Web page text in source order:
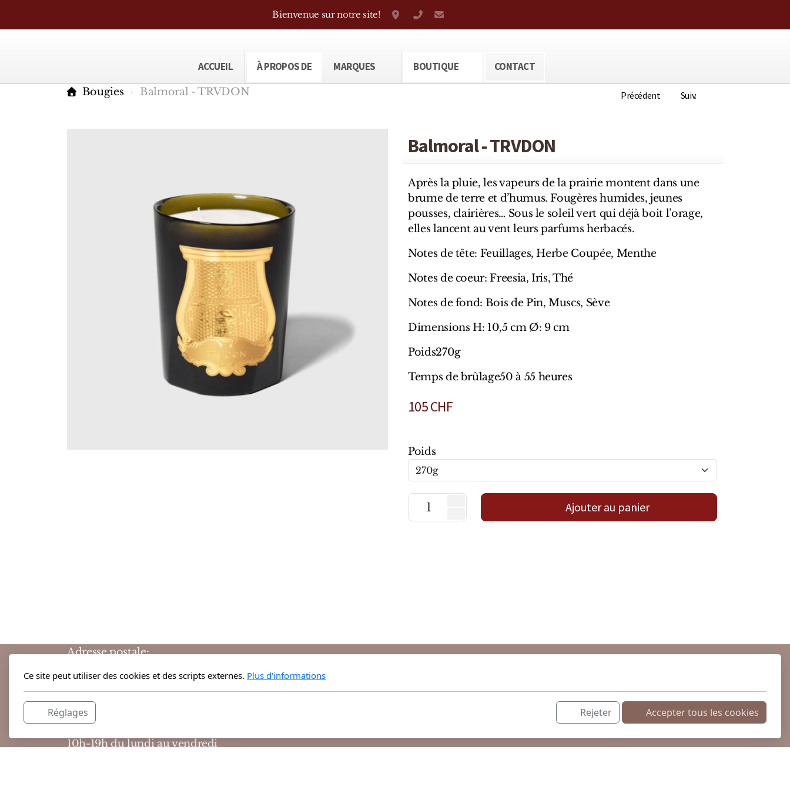
Bienvenue sur notre site! Grand-Rue 38, Genève
+41 22 310 38 75
ACCUEIL À PROPOS DE MARQUES BOUTIQUE CONTACT
Précédent Suiv.
Bougies Balmoral - TRVDON
Balmoral - TRVDON
Après la pluie, les vapeurs de la prairie montent dans une
brume de terre et d’humus. Fougères humides, jeunes
pousses, clairières… Sous le soleil vert qui déjà boit l’orage,
elles lancent au vent leurs parfums herbacés.
Notes de tête: Feuillages, Herbe Coupée, Menthe
Notes de coeur: Freesia, Iris, Thé
Notes de fond: Bois de Pin, Muscs, Sève
Dimensions H: 10,5 cm Ø: 9 cm
Poids270g
Temps de brûlage50 à 55 heures
105CHF
Poids
Ajouter au panier
Adresse postale:
1204 Genève
10h-19h du lundi au vendredi
Ce site peut utiliser des cookies et des scripts externes. Plus d'informations
Réglages Rejeter Accepter tous les cookies